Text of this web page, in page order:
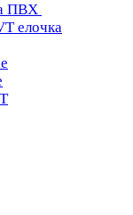
ПВХ
елочка